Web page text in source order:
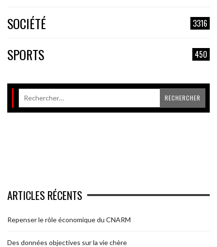
SOCIÉTÉ 3316
SPORTS 450
ARTICLES RÉCENTS
Repenser le rôle économique du CNARM
Des données objectives sur la vie chère